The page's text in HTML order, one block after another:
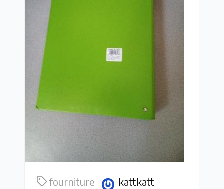
fourniture kattkatt